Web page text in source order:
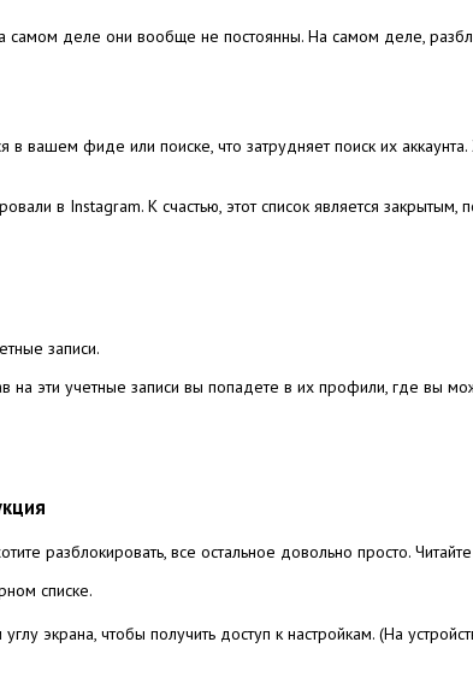
самом деле они вообще не постоянны. На самом деле,
вашем фиде или поиске, что затрудняет поиск их аккаунта.
в Instagram. К счастью, этот список является
записи.
на эти учетные записи вы попадете в их профили, где вы
разблокировать, все остальное довольно просто.
списке.
экрана, чтобы получить доступ к настройкам. (На